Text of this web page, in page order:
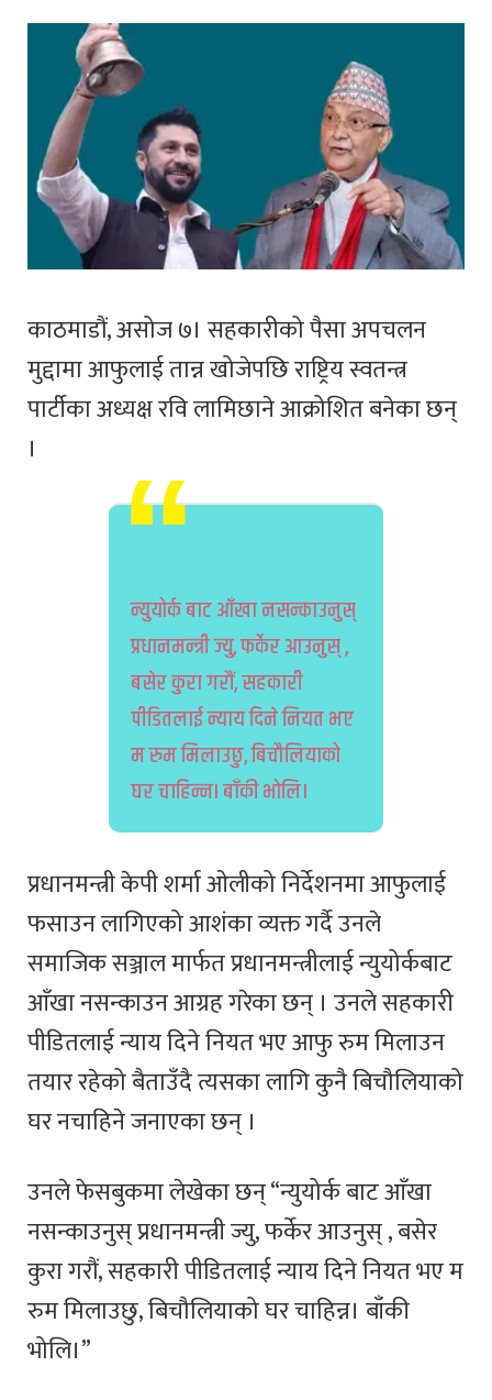
काठमाडौं, असोज ७। सहकारीको पैसा अपचलन
मुद्दामा आफुलाई तान्न खोजेपछि राष्ट्रिय स्वतन्त्र
पार्टीका अध्यक्ष रवि लामिछाने आक्रोशित बनेका छन्
।
न्युयोर्क बाट आँखा नसन्काउनुस्
प्रधानमन्त्री ज्यु, फर्केर आउनुस् ,
बसेर कुरा गरौं, सहकारी
पीडितलाई न्याय दिने नियत भए
म रुम मिलाउछु, बिचौलियाको
घर चाहिन्न। बाँकी भोलि।
प्रधानमन्त्री केपी शर्मा ओलीको निर्देशनमा आफुलाई
फसाउन लागिएको आशंका व्यक्त गर्दै उनले
समाजिक सञ्जाल मार्फत प्रधानमन्त्रीलाई न्युयोर्कबाट
आँखा नसन्काउन आग्रह गरेका छन् । उनले सहकारी
पीडितलाई न्याय दिने नियत भए आफु रुम मिलाउन
तयार रहेको बैताउँदै त्यसका लागि कुनै बिचौलियाको
घर नचाहिने जनाएका छन् ।
उनले फेसबुकमा लेखेका छन् “न्युयोर्क बाट आँखा
नसन्काउनुस् प्रधानमन्त्री ज्यु, फर्केर आउनुस् , बसेर
कुरा गरौं, सहकारी पीडितलाई न्याय दिने नियत भए म
रुम मिलाउछु, बिचौलियाको घर चाहिन्न। बाँकी
भोलि।”